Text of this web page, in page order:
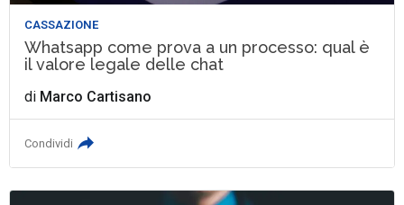
CASSAZIONE
Whatsapp come prova a un processo: qual è
il valore legale delle chat
di Marco Cartisano
Condividi